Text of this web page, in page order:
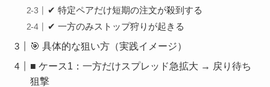
✔ 特定ペアだけ短期の注文が殺到する
✔ 一方のみストップ狩りが起きる
🎯 具体的な狙い方（実践イメージ）
■ ケース1：一方だけスプレッド急拡大 → 戻り待ち
狙撃